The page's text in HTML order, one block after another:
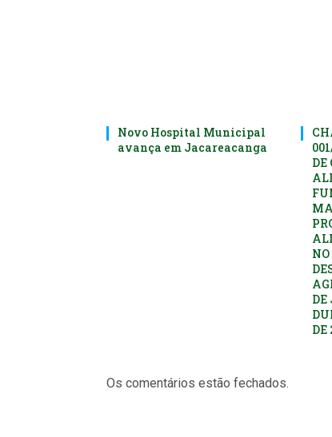
Novo Hospital Municipal
avança em Jacareacanga
DE
DE
Os comentários estão fechados.